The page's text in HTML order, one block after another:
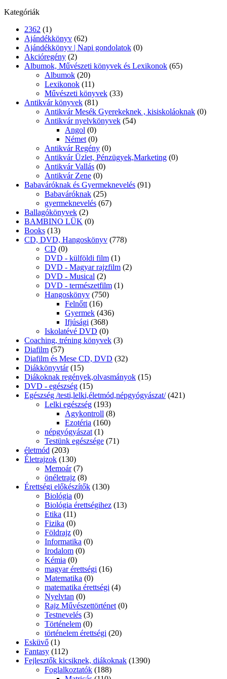
Kategóriák
2362 (1)
Ajándékkönyv (62)
Ajándékkönyv | Napi gondolatok (0)
Akcióregény (2)
Albumok, Művészeti könyvek és Lexikonok (65)
Albumok (20)
Lexikonok (11)
Művészeti könyvek (33)
Antikvár könyvek (81)
Antikvár Mesék Gyerekeknek , kisiskoláoknak (0)
Antikvár nyelvkönyvek (54)
Angol (0)
Német (0)
Antikvár Regény (0)
Antikvár Üzlet, Pénzügyek,Marketing (0)
Antikvár Vallás (0)
Antikvár Zene (0)
Babaváróknak és Gyermeknevelés (91)
Babaváróknak (25)
gyermeknevelés (67)
Ballagókönyvek (2)
BAMBINO LÜK (0)
Books (13)
CD, DVD, Hangoskönyv (778)
CD (0)
DVD - külföldi film (1)
DVD - Magyar rajzfilm (2)
DVD - Musical (2)
DVD - természetfilm (1)
Hangoskönyv (750)
Felnőtt (16)
Gyermek (436)
Ifjúsági (368)
Iskolatévé DVD (0)
Coaching, tréning könyvek (3)
Diafilm (57)
Diafilm és Mese CD, DVD (32)
Diákkönyvtár (15)
Diákoknak regények,olvasmányok (15)
DVD - egészség (15)
Egészség /testi,lelki,életmód,népgyógyászat/ (421)
Lelki egészség (193)
Agykontroll (8)
Ezotéria (160)
népgyógyászat (1)
Testünk egészsége (71)
életmód (203)
Életrajzok (130)
Memoár (7)
önéletrajz (8)
Érettségi előkészítők (130)
Biológia (0)
Biológia érettségihez (13)
Etika (11)
Fizika (0)
Földrajz (0)
Informatika (0)
Irodalom (0)
Kémia (0)
magyar érettségi (16)
Matematika (0)
matematika érettségi (4)
Nyelvtan (0)
Rajz Művészettörténet (0)
Testnevelés (3)
Történelem (0)
történelem érettségi (20)
Esküvő (1)
Fantasy (112)
Fejlesztők kicsiknek, diákoknak (1390)
Foglalkoztatók (188)